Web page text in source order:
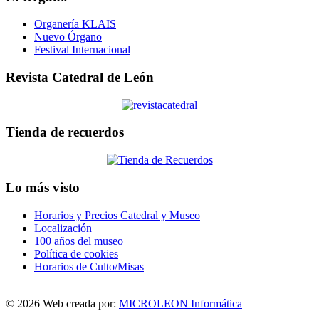
Organería KLAIS
Nuevo Órgano
Festival Internacional
Revista Catedral de León
Tienda de recuerdos
Lo más visto
Horarios y Precios Catedral y Museo
Localización
100 años del museo
Política de cookies
Horarios de Culto/Misas
© 2026 Web creada por: MICROLEON Informática